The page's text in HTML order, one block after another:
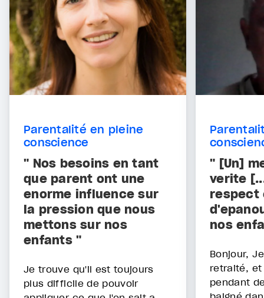
Parentalité en pleine
conscience
" Nos besoins en tant
que parent ont une
énorme influence sur
la pression que nous
mettons sur nos
enfants "
Je trouve qu'il est toujours
plus difficile de pouvoir
" [Un]
vérité
respect
nos
Bonjour,
retraité,
pendant